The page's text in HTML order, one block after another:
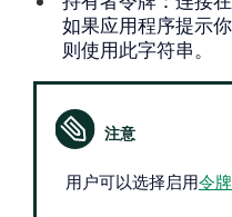
如果应用程序提示
则使用此字符串。
用户可以选择启用令